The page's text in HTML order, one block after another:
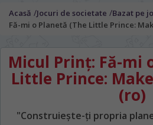
Acasă /Jocuri de societate /Bazat pe
Fă-mi o Planetă (The Little Prince:
Micul Prinț: Fă-mi
Little Prince:
(ro)
"Construiește-ți propria
LIMBA SITE-ULUI / ЯЗЫК САЙТА